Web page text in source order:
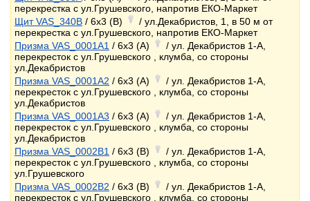
перекрестка с ул.Грушевского, напротив ЕКО-Маркет
Щит VAS_340B / 6x3 (B)
/ ул.Декабристов, 1, в 50 м от
перекрестка с ул.Грушевского, напротив ЕКО-Маркет
Призма VAS_0001A1 / 6x3 (A)
/ ул. Декабристов 1-А,
перекресток с ул.Грушевского , клумба, со стороны
ул.Декабристов
Призма VAS_0001A2 / 6x3 (A)
/ ул. Декабристов 1-А,
перекресток с ул.Грушевского , клумба, со стороны
ул.Декабристов
Призма VAS_0001A3 / 6x3 (A)
/ ул. Декабристов 1-А,
перекресток с ул.Грушевского , клумба, со стороны
ул.Декабристов
Призма VAS_0002B1 / 6x3 (B)
/ ул. Декабристов 1-А,
перекресток с ул.Грушевского , клумба, со стороны
ул.Грушевского
Призма VAS_0002B2 / 6x3 (B)
/ ул. Декабристов 1-А,
перекресток с ул.Грушевского , клумба, со стороны